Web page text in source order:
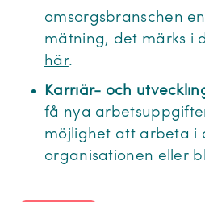
omsorgsbranschen
mätning, det märks i
här.
Karriär- och
få nya
möjlighet att arbeta i
organisationen eller